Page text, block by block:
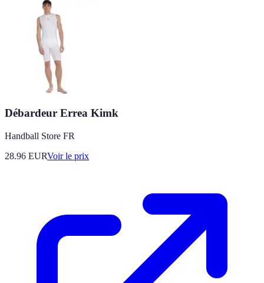
Débardeur Errea Kimk
Handball Store FR
28.96 EURVoir le prix